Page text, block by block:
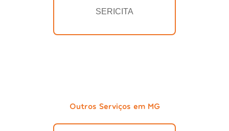
SERICITA
Outros Serviços em MG